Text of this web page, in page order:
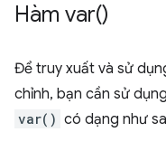
Hàm var()
Để truy xuất và sử
chỉnh, bạn cần sử
var() có dạng như